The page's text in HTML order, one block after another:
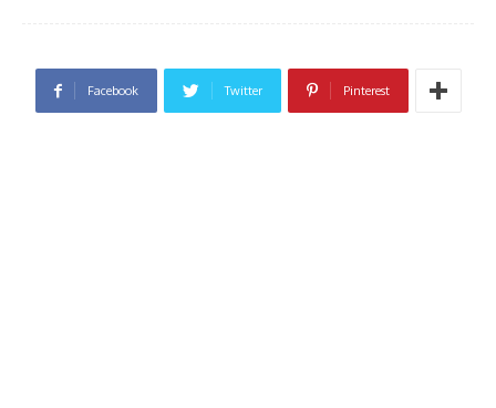
Facebook Twitter Pinterest